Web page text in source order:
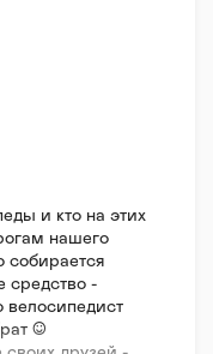
и кто на этих
нашего
собирается
средство -
:)